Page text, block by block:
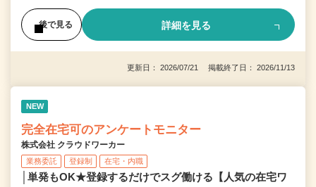
後で見る 詳細を見る
更新日： 2026/07/21 掲載終了日： 2026/11/13
NEW
完全在宅可のアンケートモニター
株式会社 クラウドワーカー
業務委託 登録制 在宅・内職
│単発もOK★登録するだけでスグ働ける【人気の在宅ワ